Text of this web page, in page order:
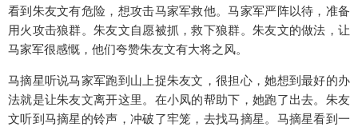
看到朱友文有危险，想攻击马家军救他。马家军严阵以待，准备
用火攻击狼群。朱友文自愿被抓，救下狼群。朱友文的做法，让
马家军很感慨，他们夸赞朱友文有大将之风。
马摘星听说马家军跑到山上捉朱友文，很担心，她想到最好的办
法就是让朱友文离开这里。在小凤的帮助下，她跑了出去。朱友
文听到马摘星的铃声，冲破了牢笼，去找马摘星。马摘星看到一